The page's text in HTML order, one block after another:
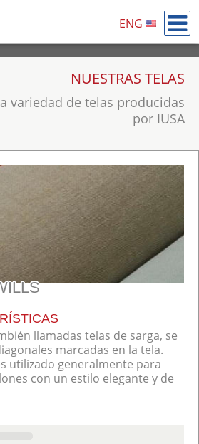
ENG
NUESTRAS TELAS
variedad de telas producidas
por IUSA
llamadas telas de sarga, se
marcadas en la tela.
utilizado generalmente para
con un estilo elegante y de